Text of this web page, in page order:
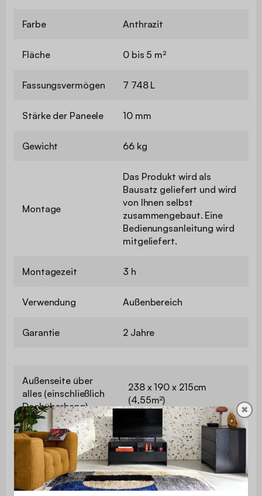
Farbe Anthrazit
Fläche 0 bis 5 m²
Fassungsvermögen 7 748 L
Stärke der Paneele 10 mm
Gewicht 66 kg
Montage
Das Produkt wird als
Bausatz geliefert und wird
von Ihnen selbst
zusammengebaut. Eine
Bedienungsanleitung wird
mitgeliefert.
Montagezeit 3 h
Verwendung Außenbereich
Garantie 2 Jahre
Außenseite über
alles (einschließlich
Dachüberhang)
238 x 190 x 215cm
(4,55m²)
Außen 238 x 190cm (4,55m²)
Innen 225x177cm (4m²)
✖